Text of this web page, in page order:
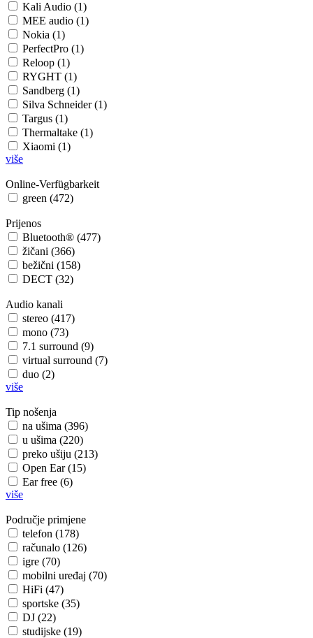
Kali Audio (1)
MEE audio (1)
Nokia (1)
PerfectPro (1)
Reloop (1)
RYGHT (1)
Sandberg (1)
Silva Schneider (1)
Targus (1)
Thermaltake (1)
Xiaomi (1)
više
Online-Verfügbarkeit
green (472)
Prijenos
Bluetooth® (477)
žičani (366)
bežični (158)
DECT (32)
Audio kanali
stereo (417)
mono (73)
7.1 surround (9)
virtual surround (7)
duo (2)
više
Tip nošenja
na ušima (396)
u ušima (220)
preko ušiju (213)
Open Ear (15)
Ear free (6)
više
Područje primjene
telefon (178)
računalo (126)
igre (70)
mobilni uređaj (70)
HiFi (47)
sportske (35)
DJ (22)
studijske (19)